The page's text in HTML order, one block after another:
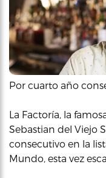
Por cuarto año
La Factoría, la
Sebastian del Viejo
consecutivo en la
Mundo, esta vez